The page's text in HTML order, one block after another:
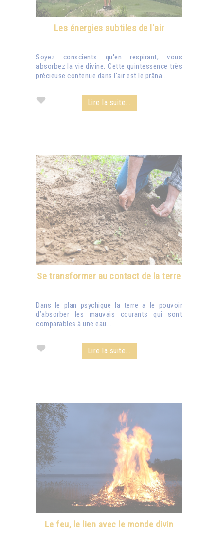
Les énergies subtiles de l'air
Soyez conscients qu'en respirant, vous
absorbez la vie divine. Cette quintessence très
précieuse contenue dans l'air est le prâna...
Lire la suite...
Se transformer au contact de la terre
Dans le plan psychique la terre a le pouvoir
d’absorber les mauvais courants qui sont
comparables à une eau...
Lire la suite...
Le feu, le lien avec le monde divin